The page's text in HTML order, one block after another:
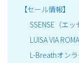
【セール情報】
SSENSE（エッ
LUISA VIA ROMA
L-Breathオン